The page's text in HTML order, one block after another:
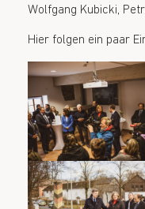
Wolfgang Kubicki,
Hier folgen ein paar